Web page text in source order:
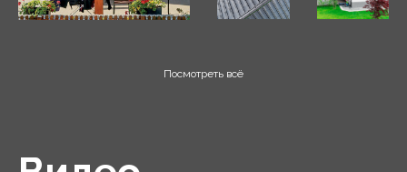
Посмотреть всё